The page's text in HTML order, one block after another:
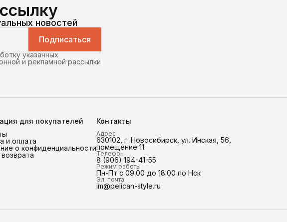
новостей
Подписаться
указанных
и рекламной рассылки
для покупателей
и оплата
о конфиденциальности
Контакты
Адрес
630102, г. Новосибирск, ул. Инская, 56,
помещение 11
Телефон
8 (906) 194-41-55
Режим работы
Пн-Пт с 09:00 до 18:00 по Нск
Эл. почта
im@pelican-style.ru